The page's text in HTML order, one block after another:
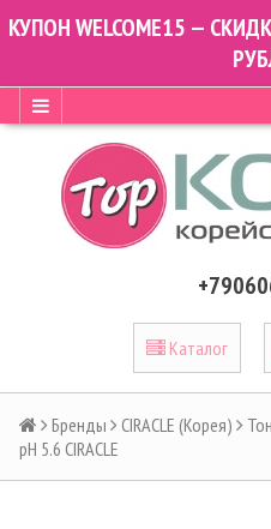
КУПОН WELCOME15 —
Каталог
Бренды CIRACLE (Корея)
pH 5.6 CIRACLE